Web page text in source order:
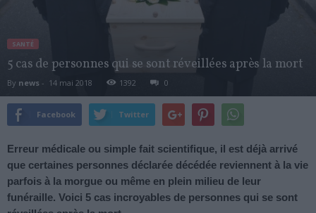
SANTÉ
5 cas de personnes qui se sont réveillées après la mort
By news - 14 mai 2018 1392 0
Facebook Twitter
Erreur médicale ou simple fait scientifique, il est déjà arrivé
que certaines personnes déclarée décédée reviennent à la vie
parfois à la morgue ou même en plein milieu de leur
funéraille. Voici 5 cas incroyables de personnes qui se sont